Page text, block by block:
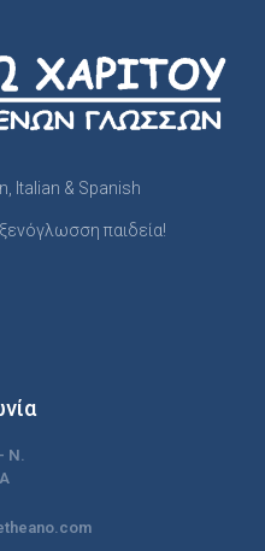
Italian & Spanish
παιδεία!
Ν.